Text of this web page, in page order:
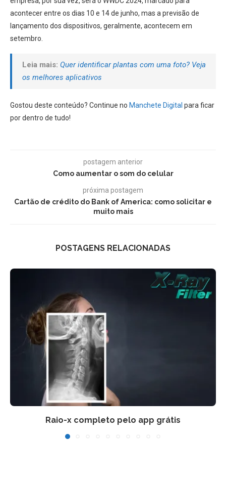
acontecer entre os dias 10 e 14 de junho, mas a previsão de
lançamento dos dispositivos, geralmente, acontecem em
setembro.
Leia mais: Quer identificar plantas com uma foto? Veja
os melhores aplicativos
Gostou deste conteúdo? Continue no Manchete Digital para ficar
por dentro de tudo!
postagem anterior
Como aumentar o som do celular
próxima postagem
Cartão de crédito do Bank of America: como solicitar e
muito mais
POSTAGENS RELACIONADAS
Raio-x completo pelo app grátis